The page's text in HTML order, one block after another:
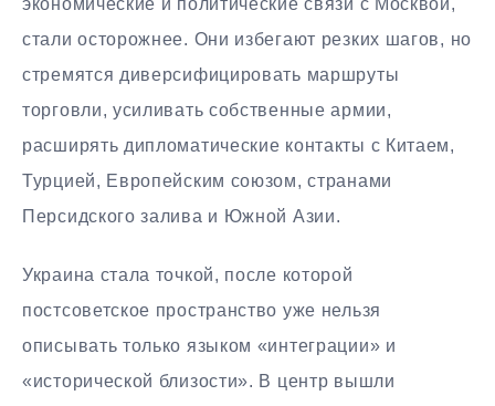
экономические и политические связи с Москвой,
стали осторожнее. Они избегают резких шагов, но
стремятся диверсифицировать маршруты
торговли, усиливать собственные армии,
расширять дипломатические контакты с Китаем,
Турцией, Европейским союзом, странами
Персидского залива и Южной Азии.
Украина стала точкой, после которой
постсоветское пространство уже нельзя
описывать только языком «интеграции» и
«исторической близости». В центр вышли